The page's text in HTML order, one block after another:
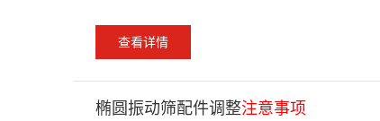
查看详情
椭圆振动筛配件调整注意事项